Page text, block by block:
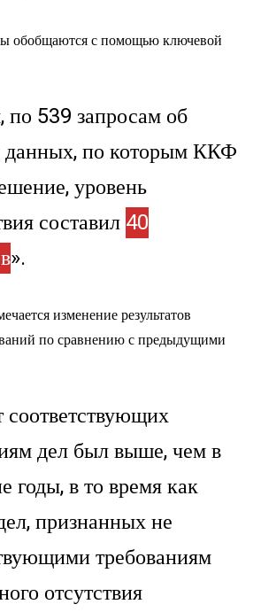
обобщаются с помощью ключевой
по 539 запросам об
данных, по которым ККФ
уровень
составил 40
».
изменение результатов
по сравнению с предыдущими
соответствующих
дел был выше, чем в
годы, в то время как
признанных не
требованиям
отсутствия